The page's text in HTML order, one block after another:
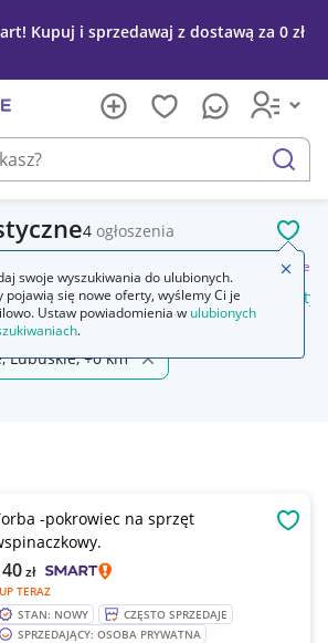
Kupuj i sprzedawaj z dostawą za 0 zł
szukaj
4 ogłoszenia
Turystyczne
łóżeczko turystyczne krzesło
Lubuskie, +0 km
-pokrowiec na sprzęt
TERAZ
zł
STAN: NOWY
CZĘSTO SPRZEDAJE
SPRZEDAJĄCY: OSOBA PRYWATNA
swoje wyszukiwania do ulubionych.
pojawią się nowe oferty, wyślemy Ci je
Ustaw powiadomienia w ulubionych
.